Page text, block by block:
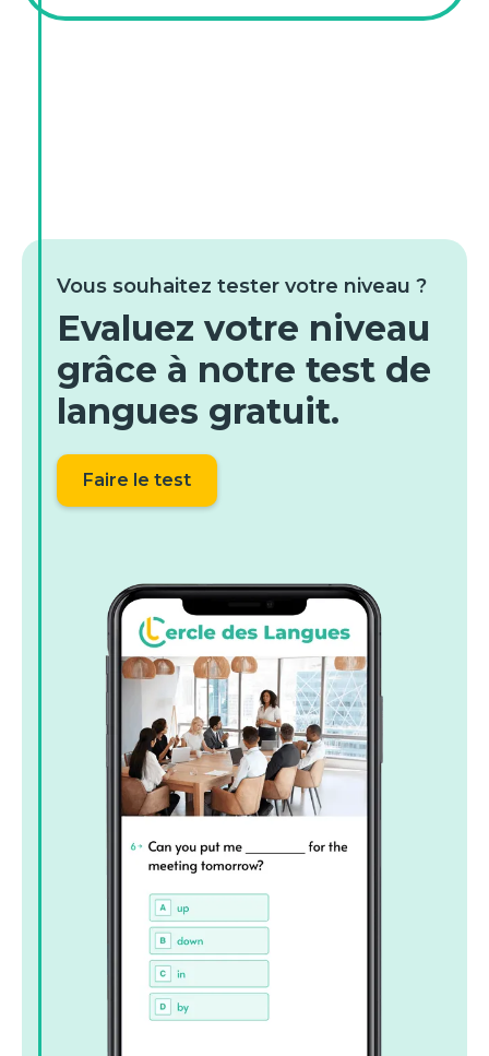
Vous souhaitez tester votre niveau ?
Evaluez votre niveau
grâce à notre test de
langues gratuit.
Faire le test